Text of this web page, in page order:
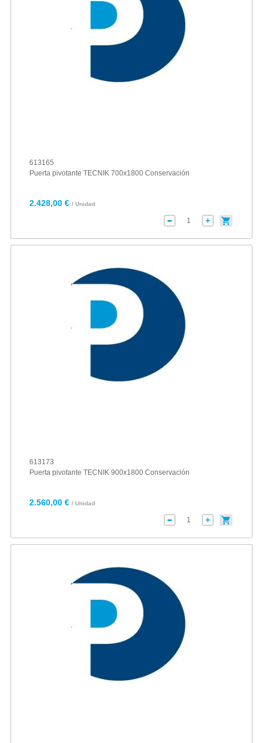
613165
Puerta pivotante TECNIK 700x1800 Conservación
2.428,00 € / Unidad
613173
Puerta pivotante TECNIK 900x1800 Conservación
2.560,00 € / Unidad